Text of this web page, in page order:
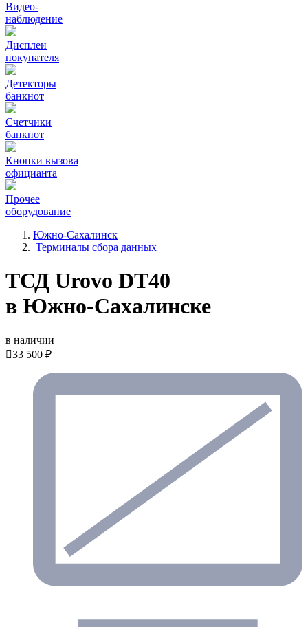
Видео‑
наблюдение
Дисплеи
покупателя
Детекторы
банкнот
Счетчики
банкнот
Кнопки вызова
официанта
Прочее
оборудование
Южно-Сахалинск
Терминалы сбора данных
ТСД Urovo DT40
в Южно-Сахалинске
в наличии
33 500 ₽